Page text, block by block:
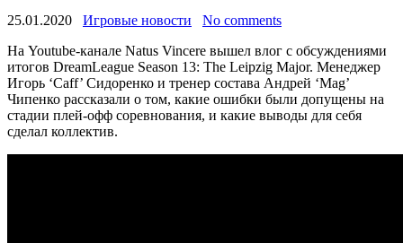
25.01.2020 Игровые новости
No comments
На Youtube-канале Natus Vincere вышел влог с обсуждениями
итогов DreamLeague Season 13: The Leipzig Major. Менеджер
Игорь ‘Caff’ Сидоренко и тренер состава Андрей ‘Mag’
Чипенко рассказали о том, какие ошибки были допущены на
стадии плей-офф соревнования, и какие выводы для себя
сделал коллектив.